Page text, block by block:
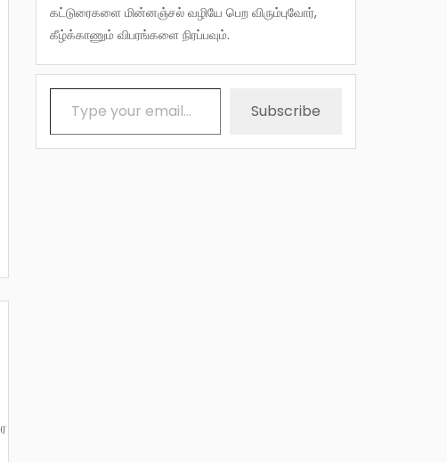
கட்டுரைகளை மின்னஞ்சல் வழியே பெற விரும்புவோர்,
கீழ்க்காணும் விபரங்களை நிரப்பவும்.
Type your email…
Subscribe